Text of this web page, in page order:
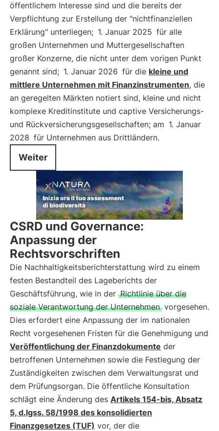
öffentlichem Interesse sind und die bereits der
Verpflichtung zur Erstellung der "nichtfinanziellen
Erklärung" unterliegen; 1. Januar 2025 für alle
großen Unternehmen und Muttergesellschaften
großer Konzerne, die nicht unter dem vorigen Punkt
genannt sind; 1. Januar 2026 für die kleine und
mittlere Unternehmen mit Finanzinstrumenten, die
an geregelten Märkten notiert sind, kleine und nicht
komplexe Kreditinstitute und captive Versicherungs-
und Rückversicherungsgesellschaften; am 1. Januar
2028 für Unternehmen aus Drittländern.
Weiter
CSRD und Governance:
Anpassung der
Rechtsvorschriften
Die Nachhaltigkeitsberichterstattung wird zu einem
festen Bestandteil des Lageberichts der
Geschäftsführung, wie in der Richtlinie über die
soziale Verantwortung der Unternehmen vorgesehen.
Dies erfordert eine Anpassung der im nationalen
Recht vorgesehenen Fristen für die Genehmigung und
Veröffentlichung der Finanzdokumente der
betroffenen Unternehmen sowie die Festlegung der
Zuständigkeiten zwischen dem Verwaltungsrat und
dem Prüfungsorgan. Die öffentliche Konsultation
schlägt eine Änderung des Artikels 154-bis, Absatz
5, d.lgss. 58/1998 des konsolidierten
Finanzgesetzes (TUF) vor, der die